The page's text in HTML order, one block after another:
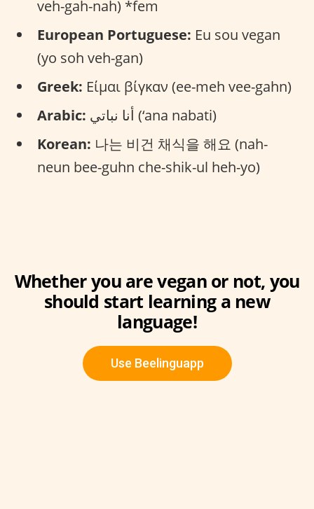
veh-gah-nah) *fem
European Portuguese: Eu sou vegan
(yo soh veh-gan)
Greek: Είμαι βίγκαν (ee-meh vee-gahn)
Arabic:
أنا نباتي (‘ana nabati)
Korean: 나는 비건 채식을 해요 (nah-
neun bee-guhn che-shik-ul heh-yo)
Whether you are vegan or not, you
should start learning a new
language!
Use Beelinguapp